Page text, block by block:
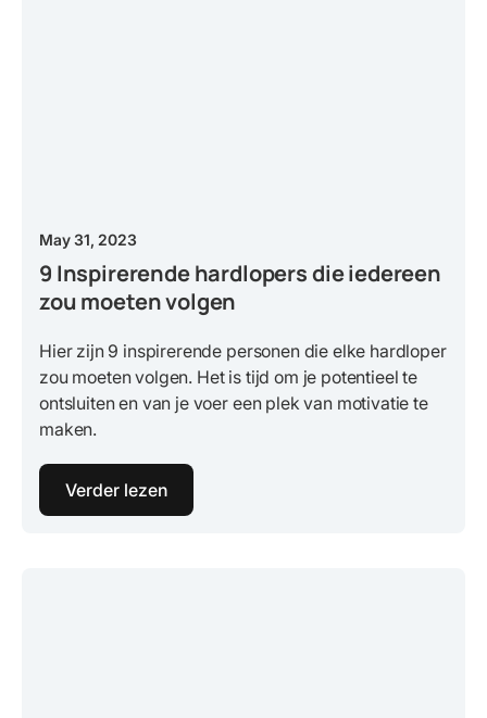
May 31, 2023
9 Inspirerende hardlopers die iedereen
zou moeten volgen
Hier zijn 9 inspirerende personen die elke hardloper
zou moeten volgen. Het is tijd om je potentieel te
ontsluiten en van je voer een plek van motivatie te
maken.
Verder lezen